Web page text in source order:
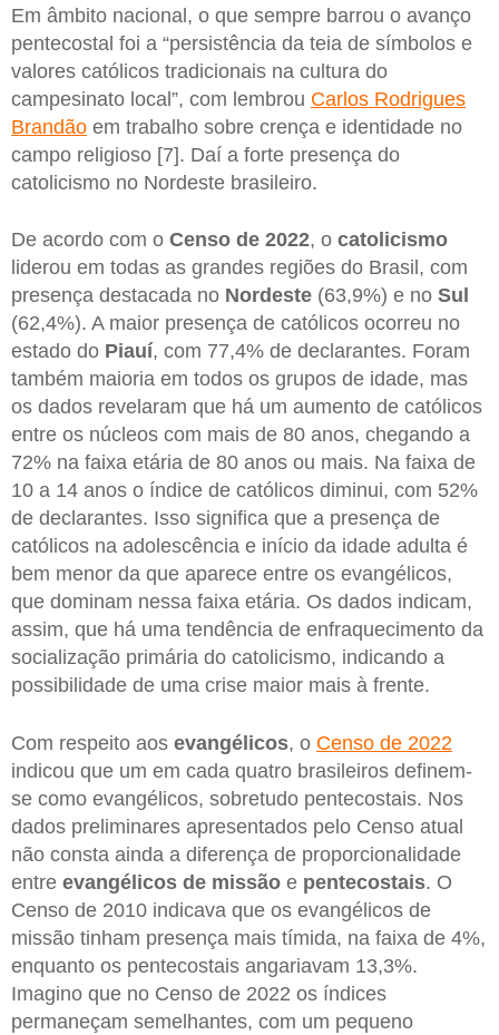
Em âmbito nacional, o que sempre barrou o avanço
pentecostal foi a “persistência da teia de símbolos e
valores católicos tradicionais na cultura do
campesinato local”, com lembrou Carlos Rodrigues
Brandão em trabalho sobre crença e identidade no
campo religioso [7]. Daí a forte presença do
catolicismo no Nordeste brasileiro.
De acordo com o Censo de 2022, o catolicismo
liderou em todas as grandes regiões do Brasil, com
presença destacada no Nordeste (63,9%) e no Sul
(62,4%). A maior presença de católicos ocorreu no
estado do Piauí, com 77,4% de declarantes. Foram
também maioria em todos os grupos de idade, mas
os dados revelaram que há um aumento de católicos
entre os núcleos com mais de 80 anos, chegando a
72% na faixa etária de 80 anos ou mais. Na faixa de
10 a 14 anos o índice de católicos diminui, com 52%
de declarantes. Isso significa que a presença de
católicos na adolescência e início da idade adulta é
bem menor da que aparece entre os evangélicos,
que dominam nessa faixa etária. Os dados indicam,
assim, que há uma tendência de enfraquecimento da
socialização primária do catolicismo, indicando a
possibilidade de uma crise maior mais à frente.
Com respeito aos evangélicos, o Censo de 2022
indicou que um em cada quatro brasileiros definem-
se como evangélicos, sobretudo pentecostais. Nos
dados preliminares apresentados pelo Censo atual
não consta ainda a diferença de proporcionalidade
entre evangélicos de missão e pentecostais. O
Censo de 2010 indicava que os evangélicos de
missão tinham presença mais tímida, na faixa de 4%,
enquanto os pentecostais angariavam 13,3%.
Imagino que no Censo de 2022 os índices
permaneçam semelhantes, com um pequeno